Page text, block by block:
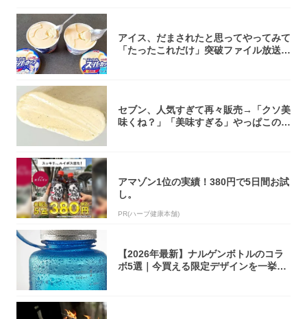
アイス、だまされたと思ってやってみて
「たったこれだけ」突破ファイル放送で
セブン、人気すぎて再々販売→「クソ美
味くね？」「美味すぎる」やっぱこのク
アマゾン1位の実績！380円で5日間お試
し。
PR(ハーブ健康本舗)
【2026年最新】ナルゲンボトルのコラ
ボ5選｜今買える限定デザインを一挙紹